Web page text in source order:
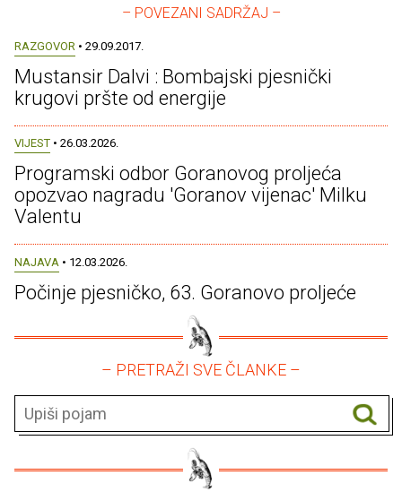
– POVEZANI SADRŽAJ –
RAZGOVOR • 29.09.2017.
Mustansir Dalvi : Bombajski pjesnički
krugovi pršte od energije
VIJEST • 26.03.2026.
Programski odbor Goranovog proljeća
opozvao nagradu 'Goranov vijenac' Milku
Valentu
NAJAVA • 12.03.2026.
Počinje pjesničko, 63. Goranovo proljeće
– PRETRAŽI SVE ČLANKE –